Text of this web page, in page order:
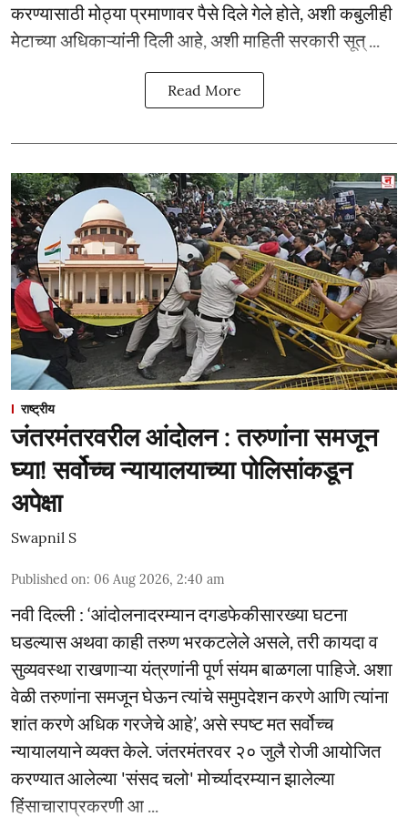
करण्यासाठी मोठ्या प्रमाणावर पैसे दिले गेले होते, अशी कबुलीही
मेटाच्या अधिकाऱ्यांनी दिली आहे, अशी माहिती सरकारी सूत् ...
Read More
राष्ट्रीय
जंतरमंतरवरील आंदोलन : तरुणांना समजून
घ्या! सर्वोच्च न्यायालयाच्या पोलिसांकडून
अपेक्षा
Swapnil S
Published on: 06 Aug 2026, 2:40 am
नवी दिल्ली : ‘आंदोलनादरम्यान दगडफेकीसारख्या घटना
घडल्यास अथवा काही तरुण भरकटलेले असले, तरी कायदा व
सुव्यवस्था राखणाऱ्या यंत्रणांनी पूर्ण संयम बाळगला पाहिजे. अशा
वेळी तरुणांना समजून घेऊन त्यांचे समुपदेशन करणे आणि त्यांना
शांत करणे अधिक गरजेचे आहे’, असे स्पष्ट मत सर्वोच्च
न्यायालयाने व्यक्त केले. जंतरमंतरवर २० जुलै रोजी आयोजित
करण्यात आलेल्या 'संसद चलो' मोर्च्यादरम्यान झालेल्या
हिंसाचाराप्रकरणी आ ...